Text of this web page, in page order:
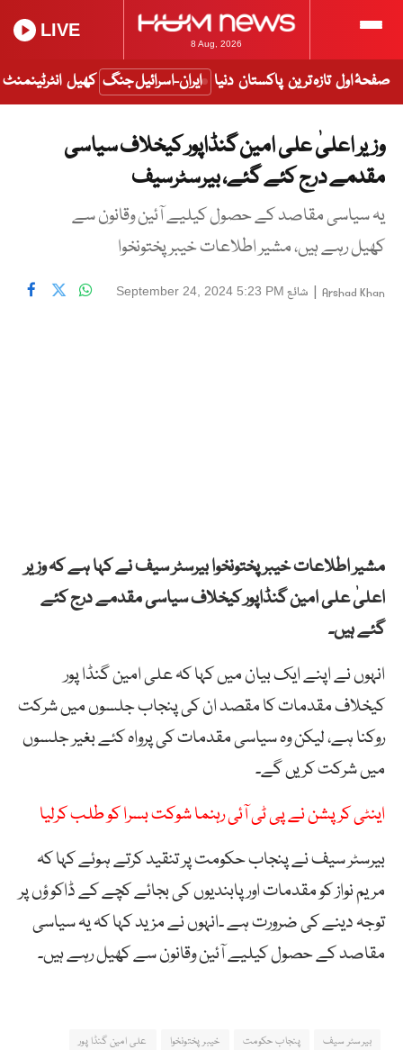
8 Aug, 2026
LIVE
صفحۂ اول تازہ ترین پاکستان دنیا ایران-اسرائیل جنگ کھیل انٹرٹینمنٹ
وزیر اعلیٰ علی امین گنڈاپور کیخلاف سیاسی
مقدمے درج کئے گئے، بیرسٹرسیف
یہ سیاسی مقاصد کے حصول کیلیے آئین وقانون سے
کھیل رہے ہیں، مشیر اطلاعات خیبرپختونخوا
Arshad Khan
| شائع September 24, 2024 5:23 PM
مشیر اطلاعات خیبرپختونخوا بیرسٹر سیف نے کہا ہے کہ وزیر
اعلیٰ علی امین گنڈاپور کیخلاف سیاسی مقدمے درج کئے
گئے ہیں۔
انہوں نے اپنے ایک بیان میں کہا کہ علی امین گنڈا پور
کیخلاف مقدمات کا مقصد ان کی پنجاب جلسوں میں شرکت
روکنا ہے، لیکن وہ سیاسی مقدمات کی پرواہ کئے بغیر جلسوں
میں شرکت کریں گے۔
اینٹی کرپشن نے پی ٹی آئی رہنما شوکت بسرا کو طلب کرلیا
بیرسٹر سیف نے پنجاب حکومت پر تنقید کرتے ہوئے کہا کہ
مریم نواز کو مقدمات اور پابندیوں کی بجائے کچے کے ڈاکو ؤں پر
توجہ دینے کی ضرورت ہے ۔انہوں نے مزید کہا کہ یہ سیاسی
مقاصد کے حصول کیلیے آئین وقانون سے کھیل رہے ہیں۔
بیرسٹر سیف پنجاب حکومت خیبر پختونخوا
علی امین گنڈا پور